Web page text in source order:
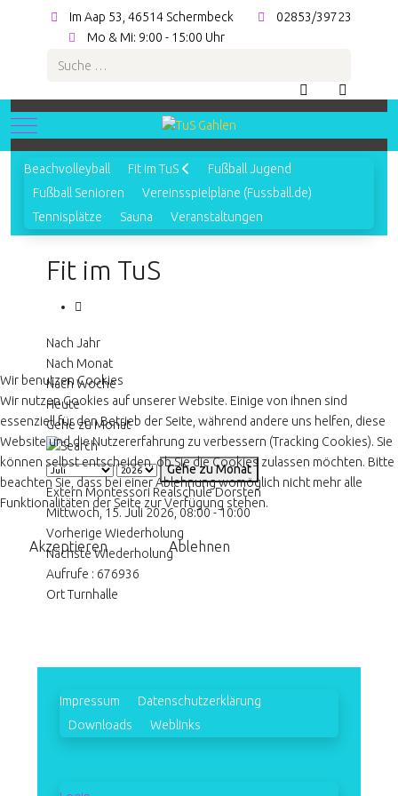
Im Aap 53, 46514 Schermbeck
02853/39723
Mo & Mi: 9:00 - 15:00 Uhr
Suchen
Mobile Menu Toggle
Beachvolleyball Fit im TuS
Fußball Jugend
Fußball Senioren
Vereinsspielpläne (Fussball.de)
Tennisplätze
Sauna Veranstaltungen
Fit im TuS
Nach Jahr
Nach Monat
Nach Woche
Heute
Gehe zu Monat
Gehe zu Monat
Extern Montessori Realschule Dorsten
Mittwoch, 15. Juli 2026, 08:00 - 10:00
Vorherige Wiederholung
Nächste Wiederholung
Aufrufe : 676936
OrtTurnhalle
Impressum
Datenschutzerklärung
Downloads
Weblinks
Wir benutzen Cookies
Wir nutzen Cookies auf unserer Website. Einige von ihnen sind
essenziell für den Betrieb der Seite, während andere uns helfen, diese
Website und die Nutzererfahrung zu verbessern (Tracking Cookies). Sie
können selbst entscheiden, ob Sie die Cookies zulassen möchten. Bitte
beachten Sie, dass bei einer Ablehnung womöglich nicht mehr alle
Funktionalitäten der Seite zur Verfügung stehen.
Akzeptieren Ablehnen